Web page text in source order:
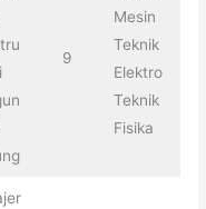
9
Mesin
Teknik
Elektro
Teknik
Fisika